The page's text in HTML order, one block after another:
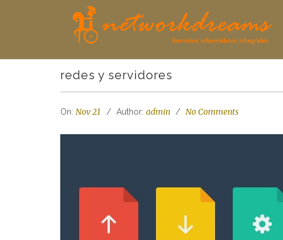
redes y servidores
On: Nov 21 Author: admin No Comments